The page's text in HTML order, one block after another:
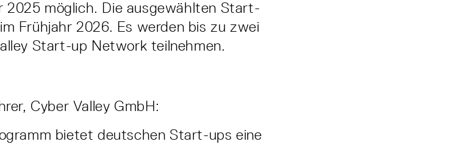
2025 möglich. Die ausgewählten Start-
Frühjahr 2026. Es werden bis zu zwei
Start-up Network teilnehmen.
Cyber Valley GmbH:
bietet deutschen Start-ups eine